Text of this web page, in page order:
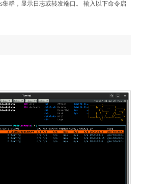
集群，显示日志或转发端口。 输入以下命令启